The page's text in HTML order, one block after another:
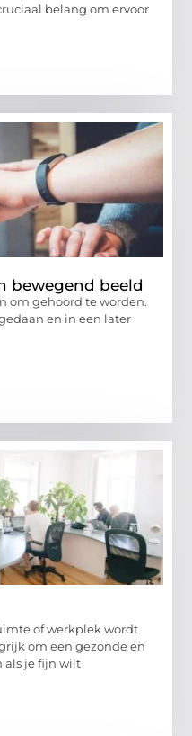
belang om ervoor
bewegend beeld
om gehoord te worden.
en in een later
of werkplek wordt
om een gezonde en
als je fijn wilt